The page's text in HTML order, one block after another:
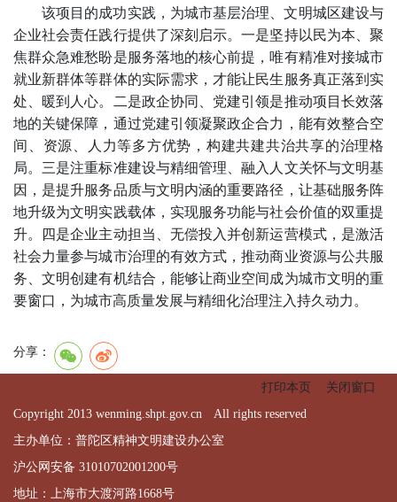
该项目的成功实践，为城市基层治理、文明城区建设与
企业社会责任践行提供了深刻启示。一是坚持以民为本、聚
焦群众急难愁盼是服务落地的核心前提，唯有精准对接城市
就业新群体等群体的实际需求，才能让民生服务真正落到实
处、暖到人心。二是政企协同、党建引领是推动项目长效落
地的关键保障，通过党建引领凝聚政企合力，能有效整合空
间、资源、人力等多方优势，构建共建共治共享的治理格
局。三是注重标准建设与精细管理、融入人文关怀与文明基
因，是提升服务品质与文明内涵的重要路径，让基础服务阵
地升级为文明实践载体，实现服务功能与社会价值的双重提
升。四是企业主动担当、无偿投入并创新运营模式，是激活
社会力量参与城市治理的有效方式，推动商业资源与公共服
务、文明创建有机结合，能够让商业空间成为城市文明的重
要窗口，为城市高质量发展与精细化治理注入持久动力。
分享：
打印本页
关闭窗口
Copyright 2013 wenming.shpt.gov.cn All rights reserved
主办单位：普陀区精神文明建设办公室
沪公网安备 31010702001200号
地址：上海市大渡河路1668号